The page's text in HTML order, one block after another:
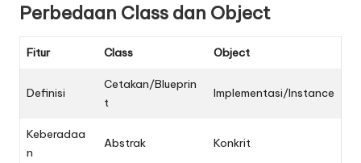
Perbedaan Class dan Object
Fitur Class Object
Definisi
Cetakan/Blueprin
t
Implementasi/Instance
Keberadaa
n
Abstrak Konkrit